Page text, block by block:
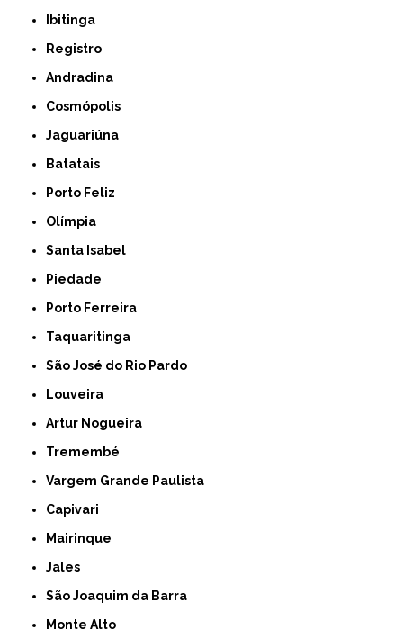
Ibitinga
Registro
Andradina
Cosmópolis
Jaguariúna
Batatais
Porto Feliz
Olímpia
Santa Isabel
Piedade
Porto Ferreira
Taquaritinga
São José do Rio Pardo
Louveira
Artur Nogueira
Tremembé
Vargem Grande Paulista
Capivari
Mairinque
Jales
São Joaquim da Barra
Monte Alto